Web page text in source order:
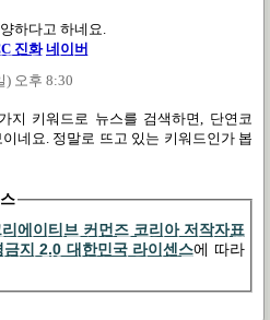
하다고 하네요.
진화 네이버
) 오후 8:30
지 키워드로 뉴스를 검색하면, 단연코
네요. 정말로 뜨고 있는 키워드인가 봅
리에이티브 커먼즈 코리아 저작자표
지 2.0 대한민국 라이센스에 따라